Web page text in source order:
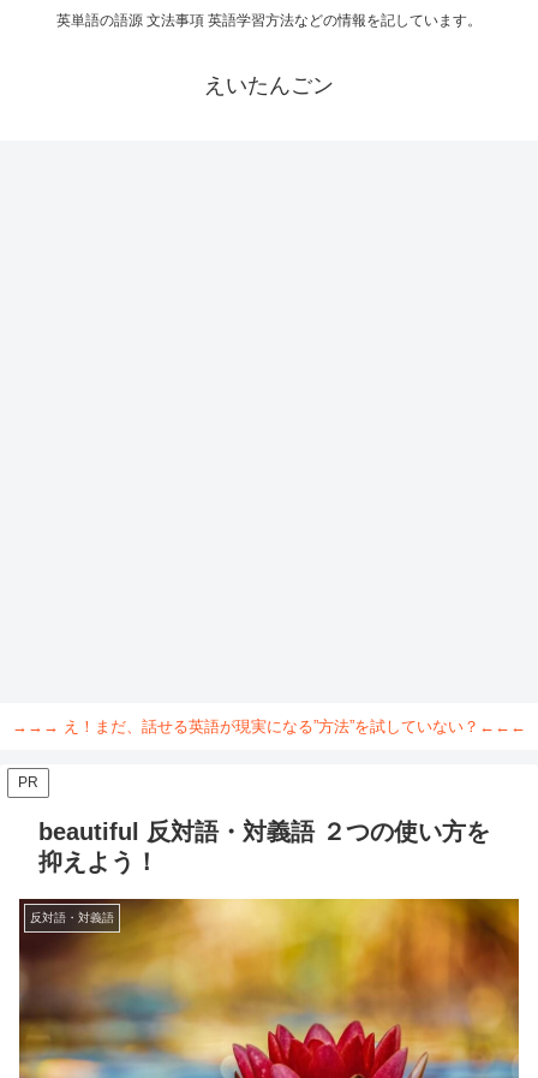
英単語の語源 文法事項 英語学習方法などの情報を記しています。
えいたんごン
→→→ え！まだ、話せる英語が現実になる”方法”を試していない？←←←
PR
beautiful 反対語・対義語 ２つの使い方を
抑えよう！
反対語・対義語